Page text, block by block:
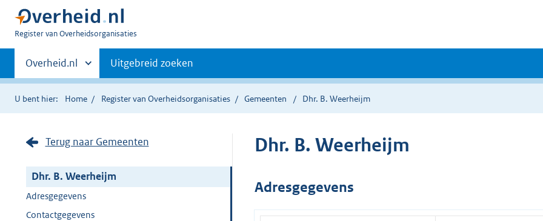
U
Register van Overheidsorganisaties
Primaire
navigatie
Andere
sites
binnen
Overheid.nl Uitgebreid zoeken
U bent hier: Home Register van Overheidsorganisaties Gemeenten Dhr. B. Weerheijm
Terug naar Gemeenten
Dhr. B. Weerheijm
Adresgegevens
Contactgegevens
Dhr. B. Weerheijm
Adresgegevens